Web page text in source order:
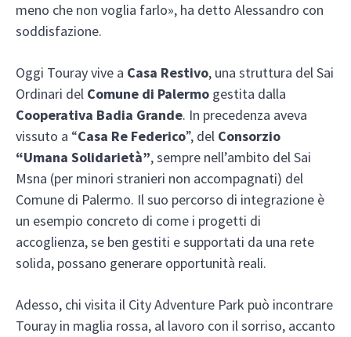
meno che non voglia farlo», ha detto Alessandro con
soddisfazione.
Oggi Touray vive a Casa Restivo, una struttura del Sai
Ordinari del Comune di Palermo gestita dalla
Cooperativa Badia Grande. In precedenza aveva
vissuto a “Casa Re Federico”, del Consorzio
“Umana Solidarietà”, sempre nell’ambito del Sai
Msna (per minori stranieri non accompagnati) del
Comune di Palermo. Il suo percorso di integrazione è
un esempio concreto di come i progetti di
accoglienza, se ben gestiti e supportati da una rete
solida, possano generare opportunità reali.
Adesso, chi visita il City Adventure Park può incontrare
Touray in maglia rossa, al lavoro con il sorriso, accanto